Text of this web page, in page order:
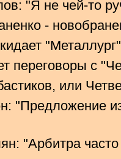
"Я не чей-то
-
"Металлург"
переговоры с
или
"Предложение
"Арбитра